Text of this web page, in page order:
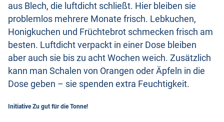
aus Blech, die luftdicht schließt. Hier bleiben sie
problemlos mehrere Monate frisch. Lebkuchen,
Honigkuchen und Früchtebrot schmecken frisch am
besten. Luftdicht verpackt in einer Dose bleiben
aber auch sie bis zu acht Wochen weich. Zusätzlich
kann man Schalen von Orangen oder Äpfeln in die
Dose geben – sie spenden extra Feuchtigkeit.
Initiative Zu gut für die Tonne!